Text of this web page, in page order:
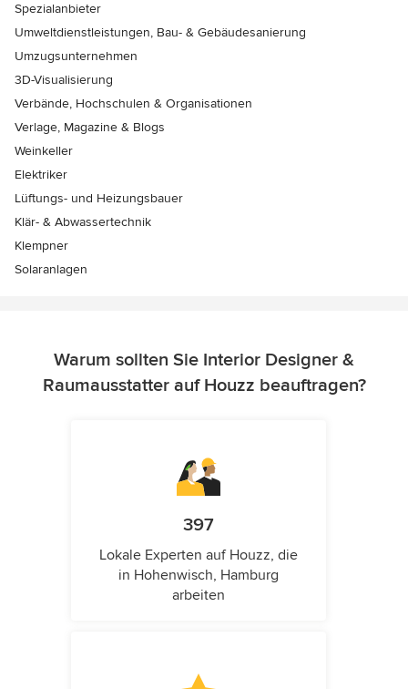
Spezialanbieter
Umweltdienstleistungen, Bau- & Gebäudesanierung
Umzugsunternehmen
3D-Visualisierung
Verbände, Hochschulen & Organisationen
Verlage, Magazine & Blogs
Weinkeller
Elektriker
Lüftungs- und Heizungsbauer
Klär- & Abwassertechnik
Klempner
Solaranlagen
Warum sollten Sie Interior Designer &
Raumausstatter auf Houzz beauftragen?
397
Lokale Experten auf Houzz, die
in Hohenwisch, Hamburg
arbeiten